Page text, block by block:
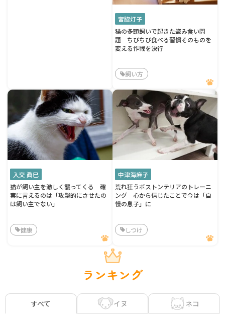
宮脇灯子
猫の多頭飼いで起きた盗み食い問
題 ちびちび食べる習慣そのものを
変える作戦を決行
飼い方
入交 眞巳
猫が飼い主を激しく襲ってくる 確
実に言えるのは「攻撃的にさせたの
は飼い主でない」
健康
中津海麻子
荒れ狂うボストンテリアのトレーニ
ング 心から信じたことで今は「自
慢の息子」に
しつけ
ランキング
すべて イヌ ネコ